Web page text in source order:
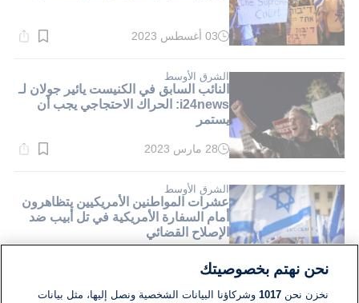
وقت
دقيقة.
03 أغسطس 2023
الشرق الأوسط
النائب السابق في الكنيست يائير جولان لـ
i24news: الحراك الاحتجاجي يجب أن
يستمر
وقت
دقيقة.
28 مارس 2023
الشرق الأوسط
عشرات المواطنين الأمريكيين يتظاهرون
أمام السفارة الأمريكية في تل أبيب ضد
الإصلاح القضائي
وقت
القراءة:
5}
07 مارس 2023
نحن نهتم بخصوصيتك
نخزن نحن1017 وشركاؤنا البيانات الشخصية ونصل إليها، مثل بيانات